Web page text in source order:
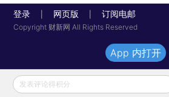
登录 网页版 订阅电邮
Copyright 财新网 All Rights Reserved
发表评论得积分
App 内打开